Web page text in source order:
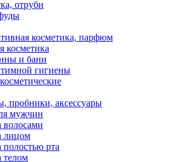
отруби
косметика, парфюм
косметика
и бани
гигиены
пробники, аксессуары
мужчин
волосами
лицом
полостью рта
телом